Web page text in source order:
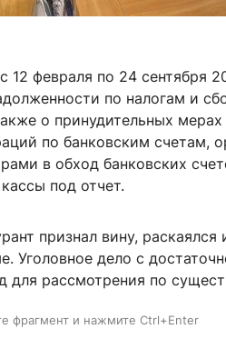
12 февраля по 24 сентября
по налогам и
о принудительных
по банковским счетам,
в обход банковских
под отчет.
признал вину,
Уголовное дело с
для рассмотрения по
фрагмент и нажмите Ctrl+Enter